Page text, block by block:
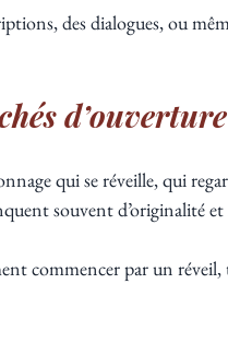
des dialogues, ou
d’ouverture
qui se réveille, qui
souvent d’originalité
commencer par un